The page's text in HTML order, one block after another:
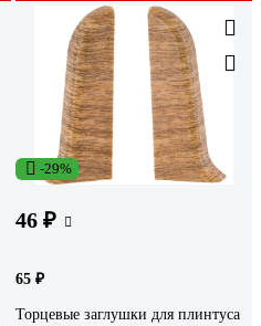
-29%
46 ₽
65 ₽
Торцевые заглушки для плинтуса